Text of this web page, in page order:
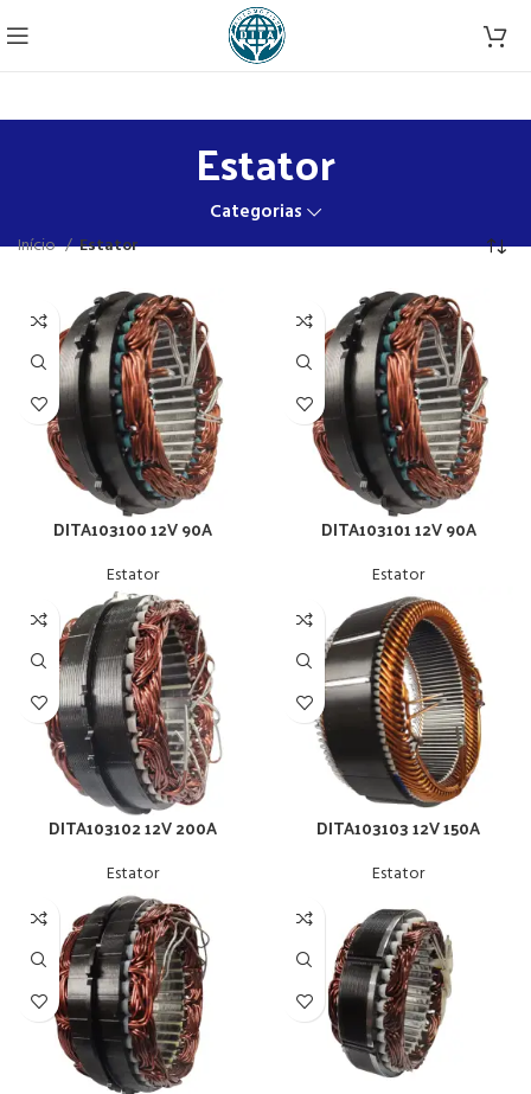
Estator
Categorias
Início Estator
DITA103100 12V 90A
Estator
DITA103101 12V 90A
Estator
DITA103102 12V 200A
Estator
DITA103103 12V 150A
Estator